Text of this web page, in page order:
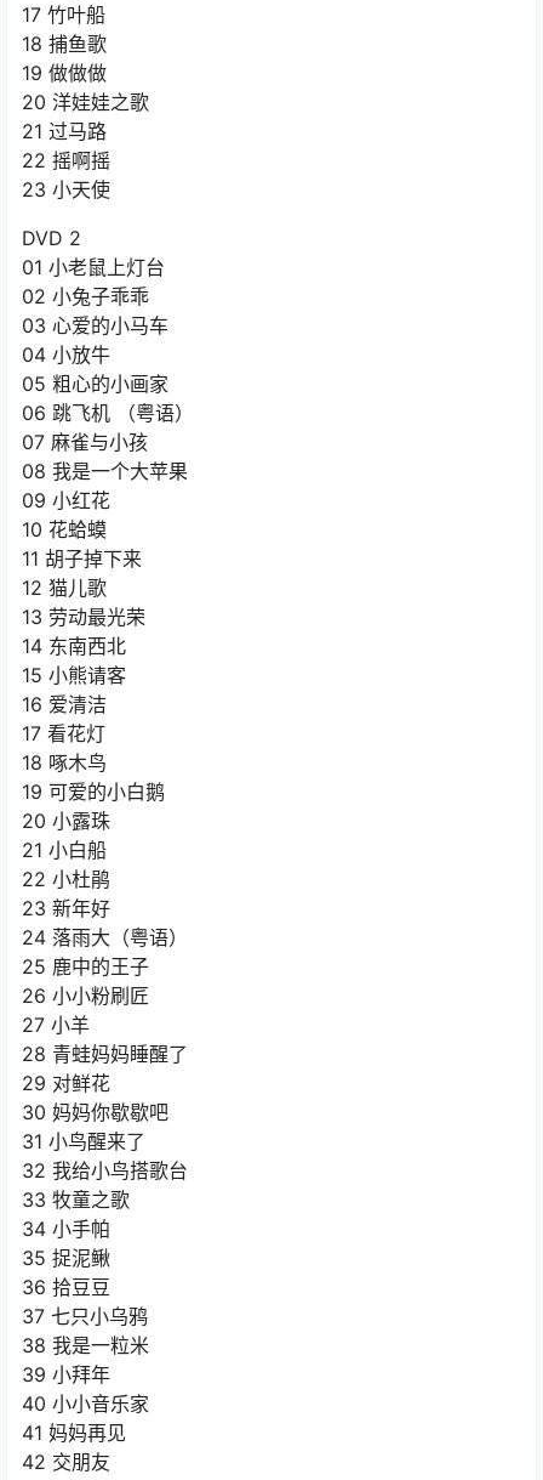
17 竹叶船
18 捕鱼歌
19 做做做
20 洋娃娃之歌
21 过马路
22 摇啊摇
23 小天使
DVD 2
01 小老鼠上灯台
02 小兔子乖乖
03 心爱的小马车
04 小放牛
05 粗心的小画家
06 跳飞机 （粤语）
07 麻雀与小孩
08 我是一个大苹果
09 小红花
10 花蛤蟆
11 胡子掉下来
12 猫儿歌
13 劳动最光荣
14 东南西北
15 小熊请客
16 爱清洁
17 看花灯
18 啄木鸟
19 可爱的小白鹅
20 小露珠
21 小白船
22 小杜鹃
23 新年好
24 落雨大（粤语）
25 鹿中的王子
26 小小粉刷匠
27 小羊
28 青蛙妈妈睡醒了
29 对鲜花
30 妈妈你歇歇吧
31 小鸟醒来了
32 我给小鸟搭歌台
33 牧童之歌
34 小手帕
35 捉泥鳅
36 拾豆豆
37 七只小乌鸦
38 我是一粒米
39 小拜年
40 小小音乐家
41 妈妈再见
42 交朋友